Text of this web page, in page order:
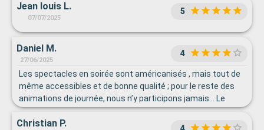
Jean louis L.
07/07/2025
5
Daniel M.
27/06/2025
4
Les spectacles en soirée sont américanisés , mais tout de
même accessibles et de bonne qualité ; pour le reste des
animations de journée, nous n’y participons jamais… Le
personnel de bord est unanimement très attentif et
parfaitement qualifié à tous les postes.
Christian P.